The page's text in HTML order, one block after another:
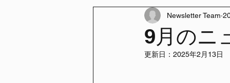
9月のニ
Newsletter Team
更新日： 2025年2月13日